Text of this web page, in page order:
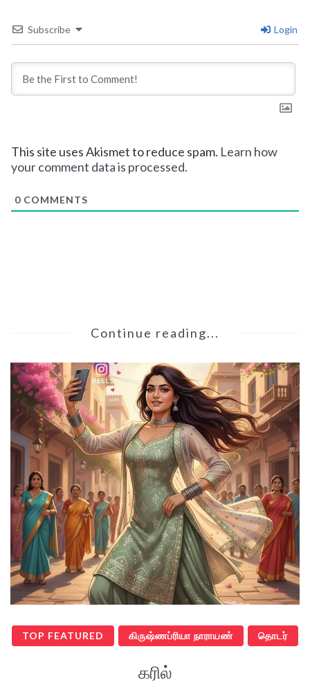
Subscribe Login
This site uses Akismet to reduce spam. Learn how
your comment data is processed.
0 COMMENTS
Continue reading...
TOP FEATURED கிருஷ்ணப்ரியா நாராயண் தொடர்
கரில்